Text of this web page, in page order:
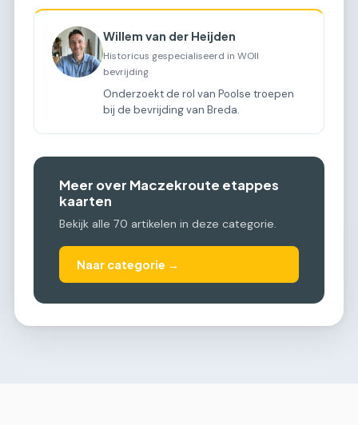
Willem van der Heijden
Historicus gespecialiseerd in WOII
bevrijding
Onderzoekt de rol van Poolse troepen
bij de bevrijding van Breda.
Meer over Maczekroute etappes
kaarten
Bekijk alle 70 artikelen in deze categorie.
Naar categorie →